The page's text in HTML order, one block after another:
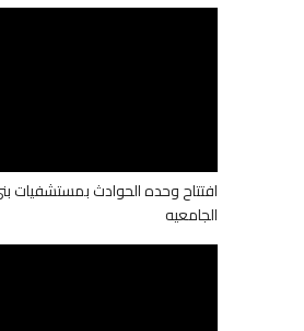
افتتاح وحده الحوادث بمستشفيات
الجامعيه